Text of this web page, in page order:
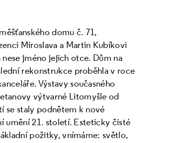
domu č. 71,
Miroslava a Martin Kubíkovi
jméno jejich otce. Dům na
rekonstrukce proběhla v roce
Výstavy současného
výtvarné Litomyšle od
se staly podnětem k nové
umění 21. století. Esteticky čisté
požitky, vnímáme: světlo,